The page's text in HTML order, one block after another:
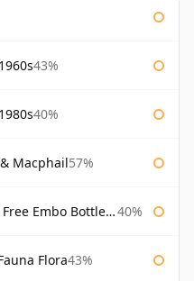
43%
40%
Macphail57%
Embo Bottled 1988 40%
Flora43%